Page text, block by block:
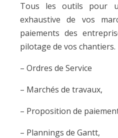
Tous les outils pour
exhaustive de vos
paiements des
pilotage de vos chantiers.
– Ordres de Service
– Marchés de travaux,
– Proposition de
– Plannings de Gantt,